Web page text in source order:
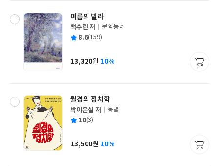
여름의 빌라
글
쓴
백수린 저
출
사
문학동네
평 8.6(159)
가
13,320원 10%
월경의 정치학
글
쓴
박이은실 저
출
사
동녘
평 10(3)
가
13,500원 10%